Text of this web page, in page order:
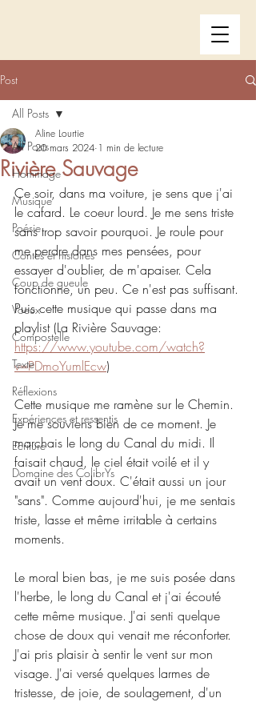
Post
All Posts
Hommage
Musique
Poésie
Contes et histoires
Coup de gueule
Voeux
Compostelle
Texte
Réflexions
Expériences et ressentis
Ecriture
Domaine des ColibrYs
All Posts
Rivière Sauvage
Aline Lourtie
20 mars 2024 1 min de lecture
Ce soir, dans ma voiture, je sens que j'ai
le cafard. Le coeur lourd. Je me sens triste
sans trop savoir pourquoi. Je roule pour
me perdre dans mes pensées, pour
essayer d'oublier, de m'apaiser. Cela
fonctionne, un peu. Ce n'est pas suffisant.
Puis cette musique qui passe dans ma
playlist (La Rivière Sauvage:
https://www.youtube.com/watch?
v=PDmoYumlEcw)
Cette musique me ramène sur le Chemin.
Je me souviens bien de ce moment. Je
marchais le long du Canal du midi. Il
faisait chaud, le ciel était voilé et il y
avait un vent doux. C'était aussi un jour
"sans". Comme aujourd'hui, je me sentais
triste, lasse et même irritable à certains
moments.
Le moral bien bas, je me suis posée dans
l'herbe, le long du Canal et j'ai écouté
cette même musique. J'ai senti quelque
chose de doux qui venait me réconforter.
J'ai pris plaisir à sentir le vent sur mon
visage. J'ai versé quelques larmes de
tristesse, de joie, de soulagement, d'un